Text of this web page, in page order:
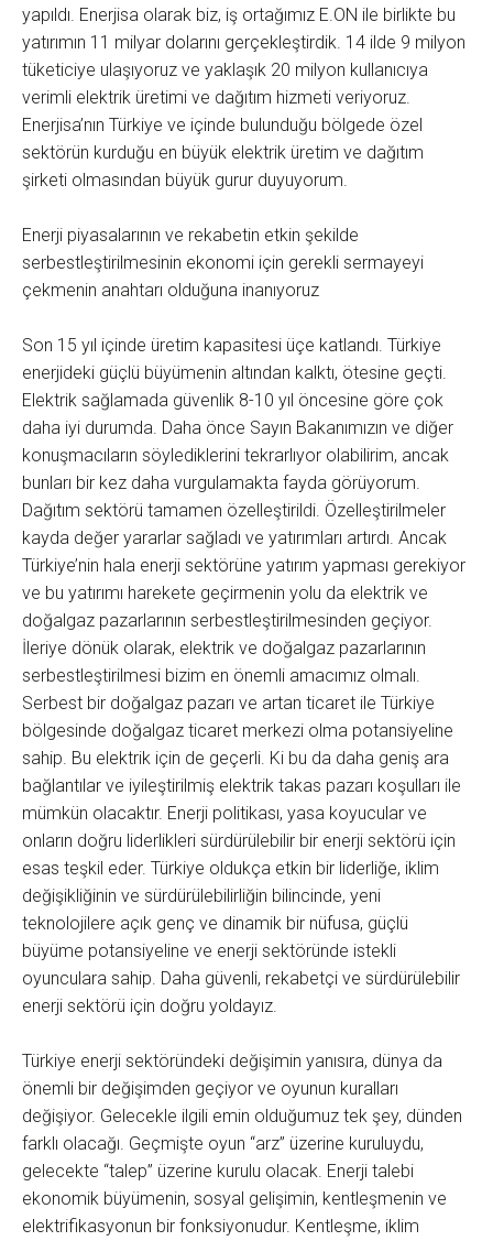
yapıldı. Enerjisa olarak biz, iş ortağımız E.ON ile birlikte bu
yatırımın 11 milyar dolarını gerçekleştirdik. 14 ilde 9 milyon
tüketiciye ulaşıyoruz ve yaklaşık 20 milyon kullanıcıya
verimli elektrik üretimi ve dağıtım hizmeti veriyoruz.
Enerjisa’nın Türkiye ve içinde bulunduğu bölgede özel
sektörün kurduğu en büyük elektrik üretim ve dağıtım
şirketi olmasından büyük gurur duyuyorum.
Enerji piyasalarının ve rekabetin etkin şekilde
serbestleştirilmesinin ekonomi için gerekli sermayeyi
çekmenin anahtarı olduğuna inanıyoruz
Son 15 yıl içinde üretim kapasitesi üçe katlandı. Türkiye
enerjideki güçlü büyümenin altından kalktı, ötesine geçti.
Elektrik sağlamada güvenlik 8-10 yıl öncesine göre çok
daha iyi durumda. Daha önce Sayın Bakanımızın ve diğer
konuşmacıların söylediklerini tekrarlıyor olabilirim, ancak
bunları bir kez daha vurgulamakta fayda görüyorum.
Dağıtım sektörü tamamen özelleştirildi. Özelleştirilmeler
kayda değer yararlar sağladı ve yatırımları artırdı. Ancak
Türkiye’nin hala enerji sektörüne yatırım yapması gerekiyor
ve bu yatırımı harekete geçirmenin yolu da elektrik ve
doğalgaz pazarlarının serbestleştirilmesinden geçiyor.
İleriye dönük olarak, elektrik ve doğalgaz pazarlarının
serbestleştirilmesi bizim en önemli amacımız olmalı.
Serbest bir doğalgaz pazarı ve artan ticaret ile Türkiye
bölgesinde doğalgaz ticaret merkezi olma potansiyeline
sahip. Bu elektrik için de geçerli. Ki bu da daha geniş ara
bağlantılar ve iyileştirilmiş elektrik takas pazarı koşulları ile
mümkün olacaktır. Enerji politikası, yasa koyucular ve
onların doğru liderlikleri sürdürülebilir bir enerji sektörü için
esas teşkil eder. Türkiye oldukça etkin bir liderliğe, iklim
değişikliğinin ve sürdürülebilirliğin bilincinde, yeni
teknolojilere açık genç ve dinamik bir nüfusa, güçlü
büyüme potansiyeline ve enerji sektöründe istekli
oyunculara sahip. Daha güvenli, rekabetçi ve sürdürülebilir
enerji sektörü için doğru yoldayız.
Türkiye enerji sektöründeki değişimin yanısıra, dünya da
önemli bir değişimden geçiyor ve oyunun kuralları
değişiyor. Gelecekle ilgili emin olduğumuz tek şey, dünden
farklı olacağı. Geçmişte oyun “arz” üzerine kuruluydu,
gelecekte “talep” üzerine kurulu olacak. Enerji talebi
ekonomik büyümenin, sosyal gelişimin, kentleşmenin ve
elektrifikasyonun bir fonksiyonudur. Kentleşme, iklim